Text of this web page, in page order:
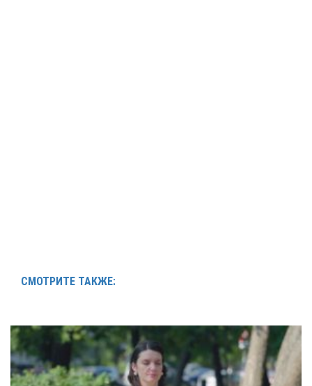
СМОТРИТЕ ТАКЖЕ: